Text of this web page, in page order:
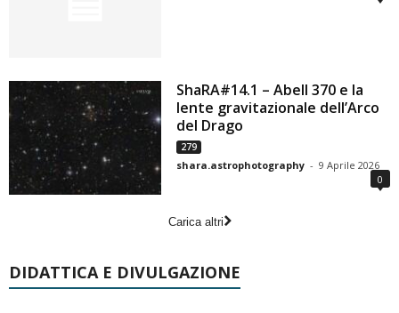
ShaRA#14.1 – Abell 370 e la
lente gravitazionale dell’Arco
del Drago
279
shara.astrophotography - 9 Aprile 2026
0
Carica altri
DIDATTICA E DIVULGAZIONE